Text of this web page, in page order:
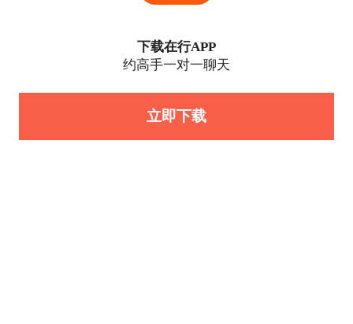
下载在行APP
约高手一对一聊天
立即下载